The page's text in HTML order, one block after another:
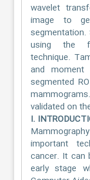
wavelet
image to
segmentation.
using the
technique.
and moment
segmented
validated on
I.
important
cancer. It can
early stage